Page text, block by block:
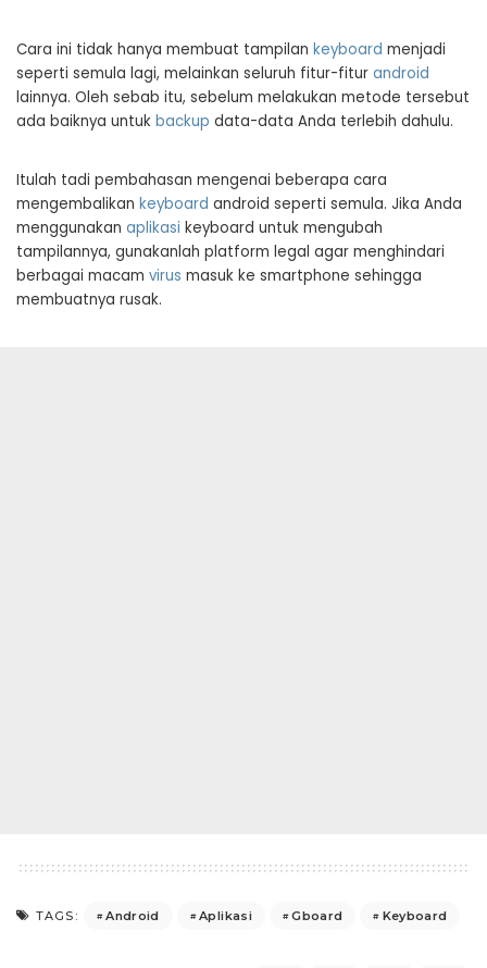
Cara ini tidak hanya membuat tampilan keyboard menjadi
seperti semula lagi, melainkan seluruh fitur-fitur android
lainnya. Oleh sebab itu, sebelum melakukan metode tersebut
ada baiknya untuk backup data-data Anda terlebih dahulu.
Itulah tadi pembahasan mengenai beberapa cara
mengembalikan keyboard android seperti semula. Jika Anda
menggunakan aplikasi keyboard untuk mengubah
tampilannya, gunakanlah platform legal agar menghindari
berbagai macam virus masuk ke smartphone sehingga
membuatnya rusak.
TAGS: Android Aplikasi Gboard Keyboard